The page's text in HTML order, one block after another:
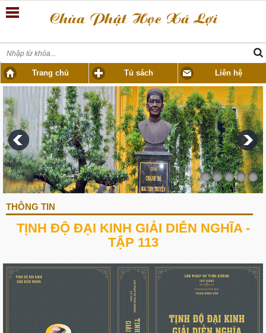
Trang chủ Tủ sách Liên hệ
THÔNG TIN
TỊNH ĐỘ ĐẠI KINH GIẢI DIỄN NGHĨA -
TẬP 113